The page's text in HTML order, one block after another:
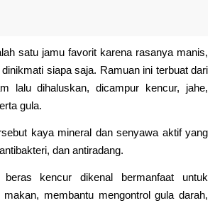
satu jamu favorit karena rasanya manis,
siapa saja. Ramuan ini terbuat dari
lalu dihaluskan, dicampur kencur, jahe,
gula.
kaya mineral dan senyawa aktif yang
dan antiradang.
kencur dikenal bermanfaat untuk
makan, membantu mengontrol gula darah,